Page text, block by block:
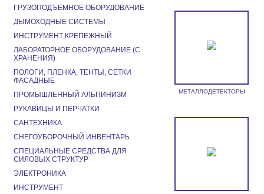
МЕТАЛЛОДЕТЕКТОРЫ
ГРУЗОПОДЪЕМНОЕ ОБОРУДОВАНИЕ
ДЫМОХОДНЫЕ СИСТЕМЫ
ИНСТРУМЕНТ КРЕПЕЖНЫЙ
ЛАБОРАТОРНОЕ ОБОРУДОВАНИЕ (С
ХРАНЕНИЯ)
ПОЛОГИ, ПЛЕНКА, ТЕНТЫ, СЕТКИ
ФАСАДНЫЕ
ПРОМЫШЛЕННЫЙ АЛЬПИНИЗМ
РУКАВИЦЫ И ПЕРЧАТКИ
САНТЕХНИКА
СНЕГОУБОРОЧНЫЙ ИНВЕНТАРЬ
СПЕЦИАЛЬНЫЕ СРЕДСТВА ДЛЯ
СИЛОВЫХ СТРУКТУР
ЭЛЕКТРОНИКА
ИНСТРУМЕНТ